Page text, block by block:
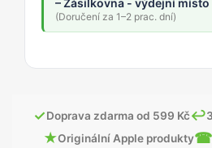
– Zásilkovna - výdejní místo
(Doručení za 1–2 prac. dní)
✓Doprava zdarma od 599 Kč↩
★Originální Apple produkty☎